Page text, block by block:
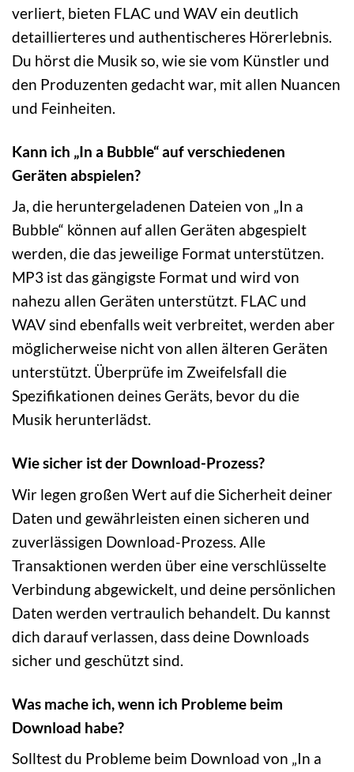
verliert, bieten FLAC und WAV ein deutlich
detaillierteres und authentischeres Hörerlebnis.
Du hörst die Musik so, wie sie vom Künstler und
den Produzenten gedacht war, mit allen Nuancen
und Feinheiten.
Kann ich „In a Bubble“ auf verschiedenen
Geräten abspielen?
Ja, die heruntergeladenen Dateien von „In a
Bubble“ können auf allen Geräten abgespielt
werden, die das jeweilige Format unterstützen.
MP3 ist das gängigste Format und wird von
nahezu allen Geräten unterstützt. FLAC und
WAV sind ebenfalls weit verbreitet, werden aber
möglicherweise nicht von allen älteren Geräten
unterstützt. Überprüfe im Zweifelsfall die
Spezifikationen deines Geräts, bevor du die
Musik herunterlädst.
Wie sicher ist der Download-Prozess?
Wir legen großen Wert auf die Sicherheit deiner
Daten und gewährleisten einen sicheren und
zuverlässigen Download-Prozess. Alle
Transaktionen werden über eine verschlüsselte
Verbindung abgewickelt, und deine persönlichen
Daten werden vertraulich behandelt. Du kannst
dich darauf verlassen, dass deine Downloads
sicher und geschützt sind.
Was mache ich, wenn ich Probleme beim
Download habe?
Solltest du Probleme beim Download von „In a